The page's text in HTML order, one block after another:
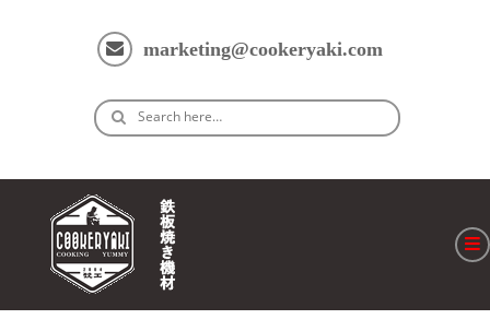
marketing@cookeryaki.com
Search here…